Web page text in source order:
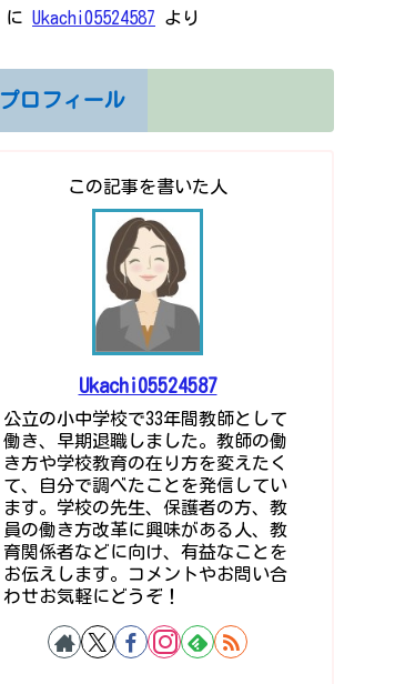
に Ukachi05524587 より
プロフィール
この記事を書いた人
Ukachi05524587
公立の小中学校で33年間教師として
働き、早期退職しました。教師の働
き方や学校教育の在り方を変えたく
て、自分で調べたことを発信してい
ます。学校の先生、保護者の方、教
員の働き方改革に興味がある人、教
育関係者などに向け、有益なことを
お伝えします。コメントやお問い合
わせお気軽にどうぞ！